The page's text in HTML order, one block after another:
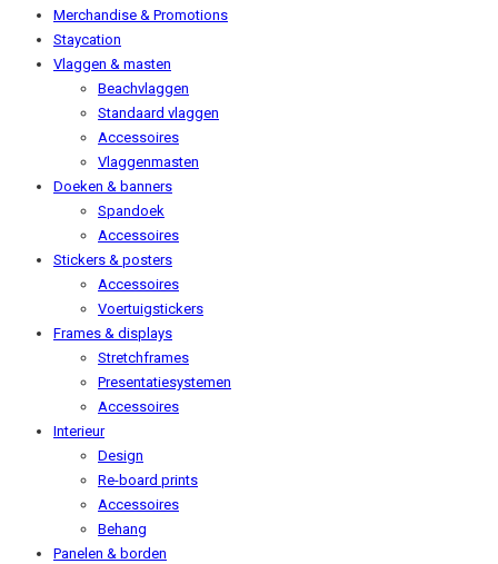
Merchandise & Promotions
Staycation
Vlaggen & masten
Beachvlaggen
Standaard vlaggen
Accessoires
Vlaggenmasten
Doeken & banners
Spandoek
Accessoires
Stickers & posters
Accessoires
Voertuigstickers
Frames & displays
Stretchframes
Presentatiesystemen
Accessoires
Interieur
Design
Re-board prints
Accessoires
Behang
Panelen & borden